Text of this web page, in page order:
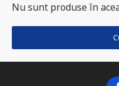
Nu sunt produse în